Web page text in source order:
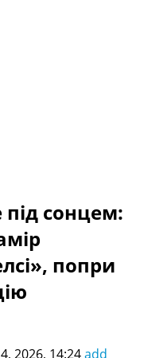
під сонцем:
попри
2026, 14:24add